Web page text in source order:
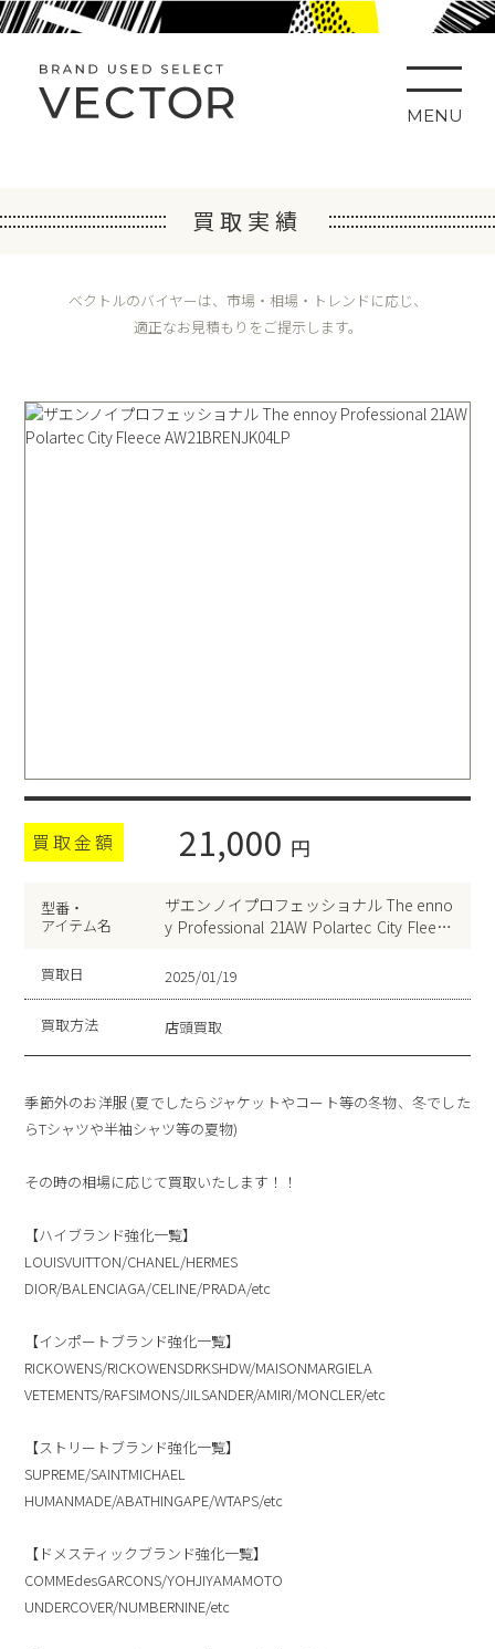
MENU
買取実績
ベクトルのバイヤーは、市場・相場・トレンドに応じ、
適正なお見積もりをご提示します。
買取金額 21,000 円
型番・
アイテム名
ザエンノイプロフェッショナル The enno
y Professional 21AW Polartec City Fleece
買取日 2025/01/19
買取方法 店頭買取
季節外のお洋服 (夏でしたらジャケットやコート等の冬物、冬でした
らTシャツや半袖シャツ等の夏物)
その時の相場に応じて買取いたします！！
【ハイブランド強化一覧】
LOUISVUITTON/CHANEL/HERMES
DIOR/BALENCIAGA/CELINE/PRADA/etc
【インポートブランド強化一覧】
RICKOWENS/RICKOWENSDRKSHDW/MAISONMARGIELA
VETEMENTS/RAFSIMONS/JILSANDER/AMIRI/MONCLER/etc
【ストリートブランド強化一覧】
SUPREME/SAINTMICHAEL
HUMANMADE/ABATHINGAPE/WTAPS/etc
【ドメスティックブランド強化一覧】
COMMEdesGARCONS/YOHJIYAMAMOTO
UNDERCOVER/NUMBERNINE/etc